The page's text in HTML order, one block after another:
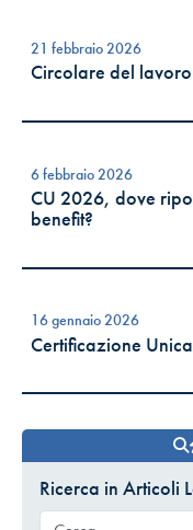
21 febbraio 2026
Circolare del
6 febbraio 2026
CU 2026, dove
benefit?
16 gennaio 2026
Certificazione
Ricerca in Articoli